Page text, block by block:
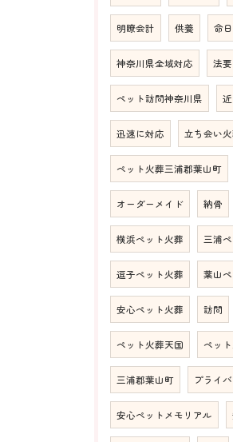
明瞭会計 供養 命日
神奈川県全域対応 法要
ペット訪問神奈川県
迅速に対応 立ち会い
ペット火葬三浦郡葉山町
オーダーメイド 納骨
横浜ペット火葬 三浦
逗子ペット火葬 葉山
安心ペット火葬 訪問
ペット火葬天国 ペッ
三浦郡葉山町 プライ
安心ペットメモリアル